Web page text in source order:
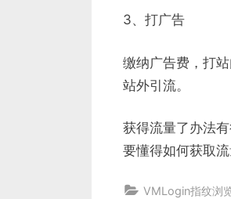
3、打广告
缴纳广告费，打
站外引流。
获得流量了办法
要懂得如何获取
VMLogin指纹浏